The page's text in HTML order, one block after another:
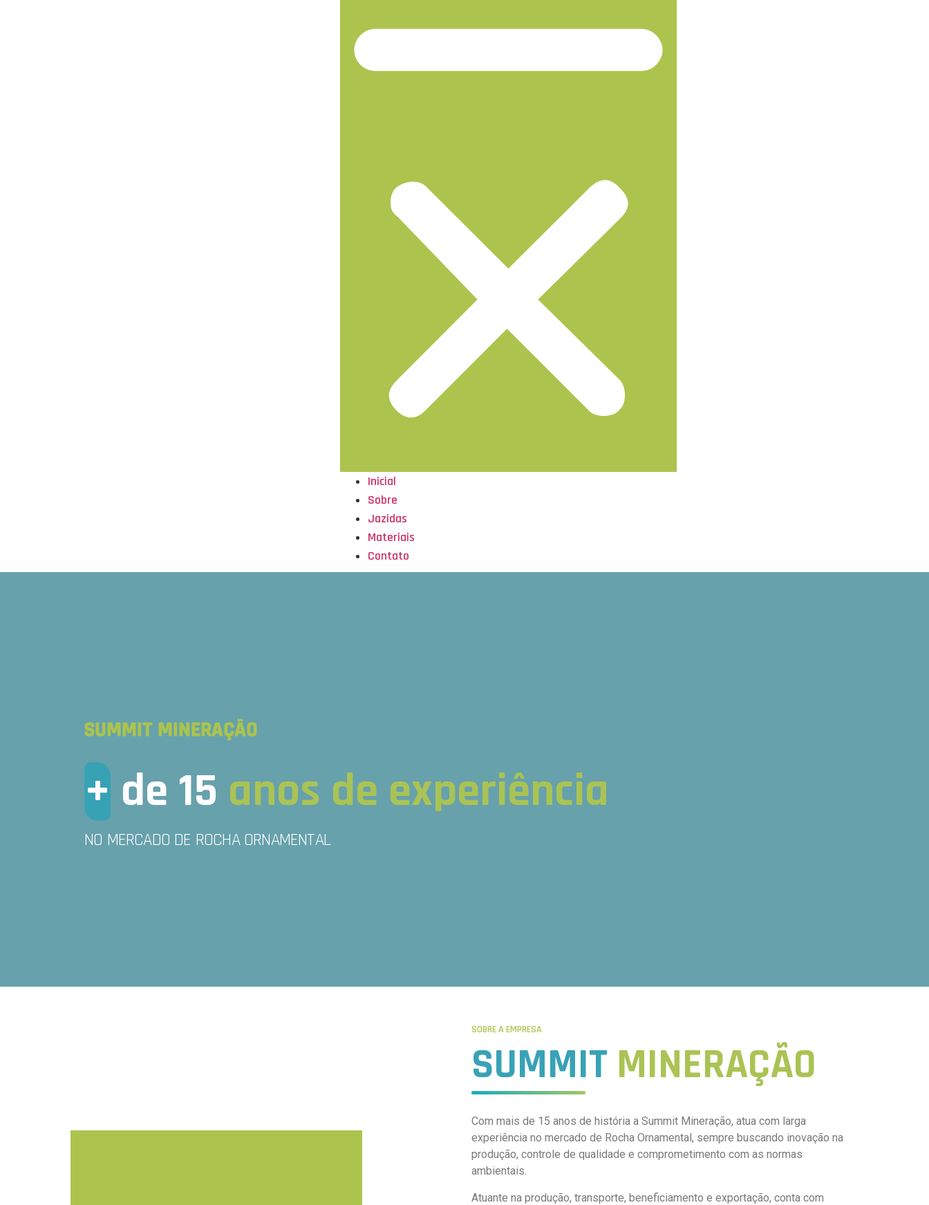
Inicial
Sobre
Jazidas
Materiais
Contato
SUMMIT MINERAÇÃO
+ de 15 anos de experiência
NO MERCADO DE ROCHA ORNAMENTAL
SOBRE A EMPRESA
SUMMIT MINERAÇÃO
Com mais de 15 anos de história a Summit Mineração, atua com larga
experiência no mercado de Rocha Ornamental, sempre buscando inovação na
produção, controle de qualidade e comprometimento com as normas
ambientais.
Atuante na produção, transporte, beneficiamento e exportação, conta com